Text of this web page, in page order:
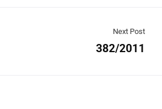
Next Post
382/2011